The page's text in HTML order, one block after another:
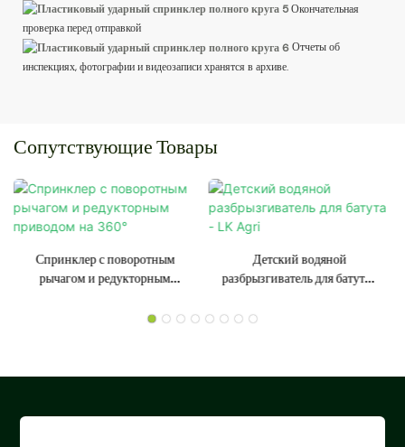
Окончательная
проверка перед отправкой
Отчеты об
инспекциях, фотографии и видеозаписи хранятся в архиве.
Сопутствующие Товары
Спринклер с поворотным
рычагом и редукторным
Детский водяной
разбрызгиватель для батута -